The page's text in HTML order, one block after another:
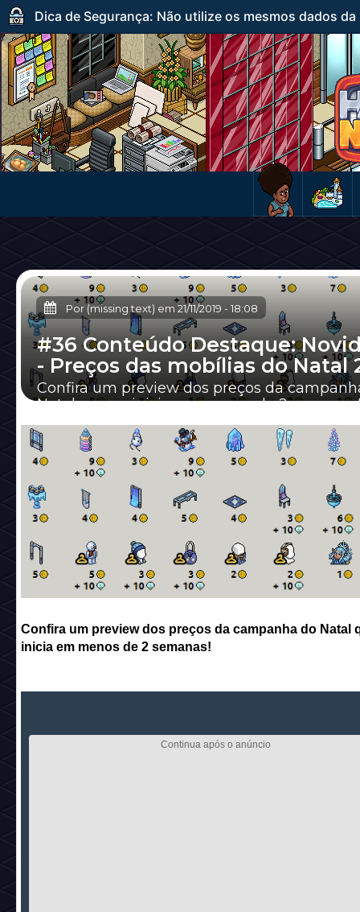
Dica de Segurança: Não utilize os mesmos dados
Por (missing text) em 21/11/2019 -18:08
#36 Conteúdo Destaque:
- Preços das mobílias do Natal
Confira um preview dos preços da
Natal que se inicia em menos de 2 semanas!
Confira um preview dos preços da campanha do Natal
inicia em menos de 2 semanas!